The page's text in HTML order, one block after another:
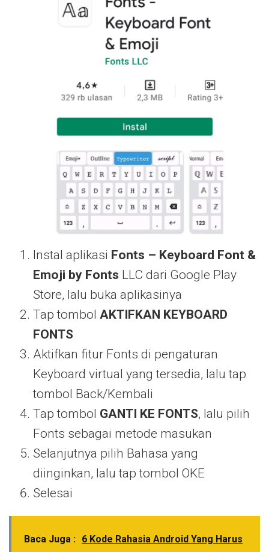
Instal aplikasi Fonts – Keyboard Font &
Emoji by Fonts LLC dari Google Play
Store, lalu buka aplikasinya
Tap tombol AKTIFKAN KEYBOARD
FONTS
Aktifkan fitur Fonts di pengaturan
Keyboard virtual yang tersedia, lalu tap
tombol Back/Kembali
Tap tombol GANTI KE FONTS, lalu pilih
Fonts sebagai metode masukan
Selanjutnya pilih Bahasa yang
diinginkan, lalu tap tombol OKE
Selesai
Baca Juga : 6 Kode Rahasia Android Yang Harus